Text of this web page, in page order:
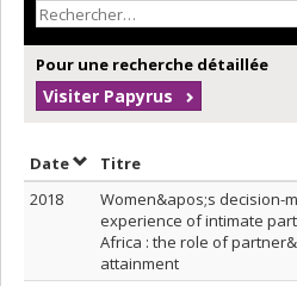
Pour une recherche détaillée
Visiter Papyrus
DateTrier par date en ordre
Titre
2018
Women&apos;s decision-
experience of intimate
Africa : the role of
attainment